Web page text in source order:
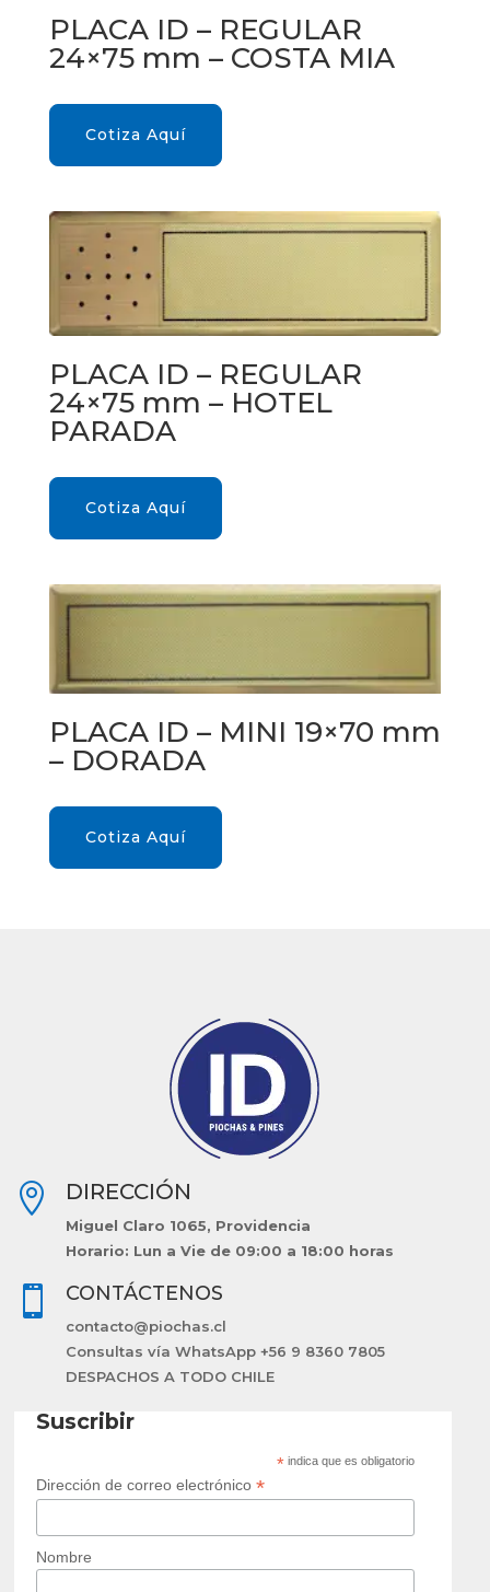
PLACA ID – REGULAR
24×75 mm – COSTA MIA
Cotiza Aquí
PLACA ID – REGULAR
24×75 mm – HOTEL
PARADA
Cotiza Aquí
PLACA ID – MINI 19×70 mm
– DORADA
Cotiza Aquí
 DIRECCIÓN
Miguel Claro 1065, Providencia
Horario: Lun a Vie de 09:00 a 18:00 horas
 CONTÁCTENOS
contacto@piochas.cl
Consultas vía WhatsApp +56 9 8360 7805
DESPACHOS A TODO CHILE
Suscribir
* indica que es obligatorio
Dirección de correo electrónico*
Nombre